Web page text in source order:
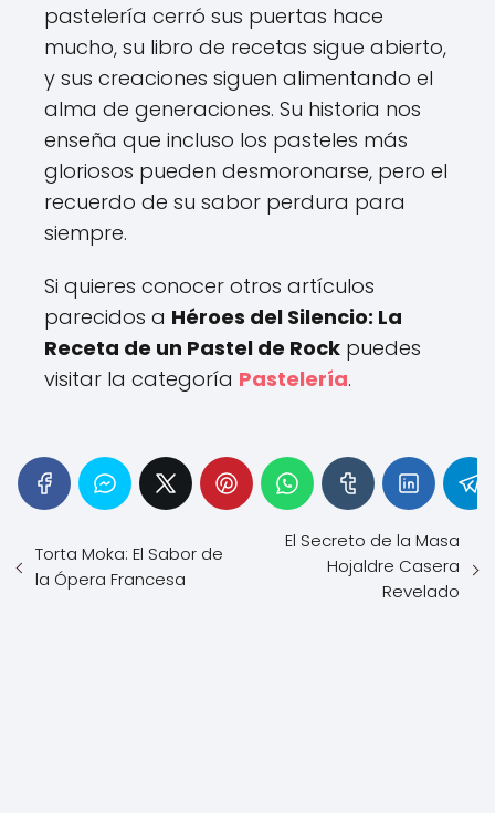
pastelería cerró sus puertas hace
mucho, su libro de recetas sigue abierto,
y sus creaciones siguen alimentando el
alma de generaciones. Su historia nos
enseña que incluso los pasteles más
gloriosos pueden desmoronarse, pero el
recuerdo de su sabor perdura para
siempre.
Si quieres conocer otros artículos
parecidos a Héroes del Silencio: La
Receta de un Pastel de Rock puedes
visitar la categoría Pastelería.
Torta Moka: El Sabor de
la Ópera Francesa
El Secreto de la Masa
Hojaldre Casera
Revelado